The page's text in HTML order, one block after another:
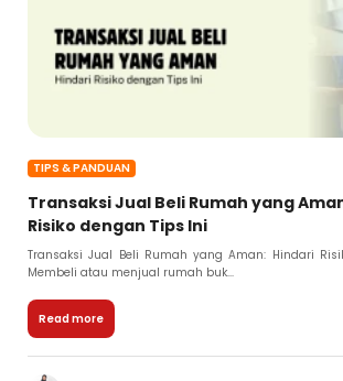
TIPS & PANDUAN
Transaksi Jual Beli Rumah yang
Risiko dengan Tips Ini
Transaksi Jual Beli Rumah yang Aman: Hindari
Membeli atau menjual rumah buk...
Read more